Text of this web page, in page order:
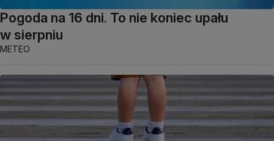
Pogoda na 16 dni. To nie koniec upału
w sierpniu
METEO